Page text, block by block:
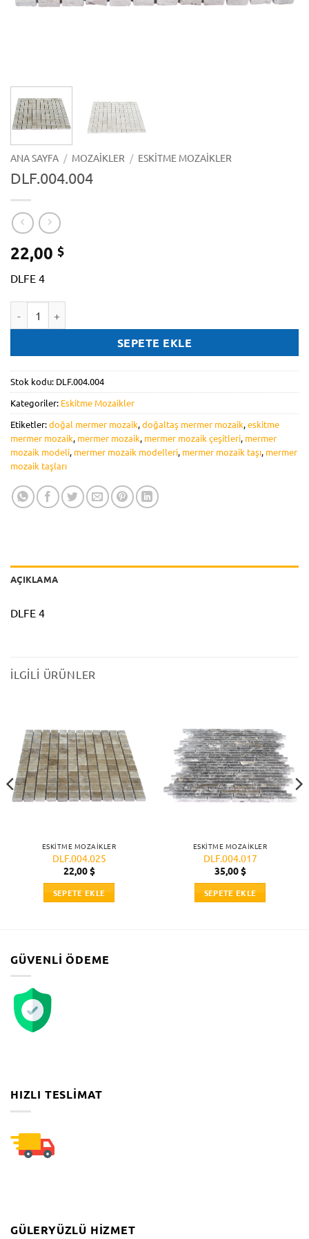
ANA SAYFA / MOZAIKLER / ESKITME MOZAIKLER
DLF.004.004
22,00 $
DLFE 4
SEPETE EKLE
Stok kodu: DLF.004.004
Kategoriler: Eskitme Mozaikler
Etiketler:doğal mermer mozaik,doğaltaş mermer mozaik,eskitme
mermer mozaik, mermer mozaik, mermer mozaik çeşitleri, mermer
mozaik modeli, mermer mozaik modelleri, mermer mozaik taşı, mermer
mozaik taşları
AÇIKLAMA
DLFE 4
İLGILI ÜRÜNLER
ESKITME MOZAIKLER
DLF.004.025
22,00$
SEPETE EKLE
ESKITME MOZAIKLER
DLF.004.017
35,00$
SEPETE EKLE
GÜVENLI ÖDEME
HIZLI TESLIMAT
GÜLERYÜZLÜ HIZMET